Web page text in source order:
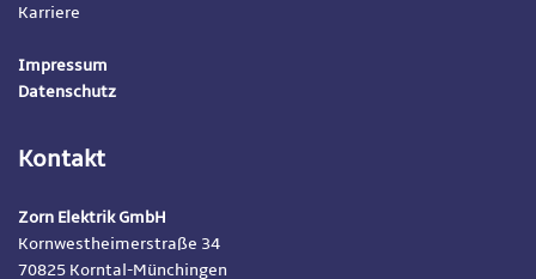
Karriere
Impressum
Datenschutz
Kontakt
Zorn Elektrik GmbH
Kornwestheimerstraße 34
70825 Korntal-Münchingen